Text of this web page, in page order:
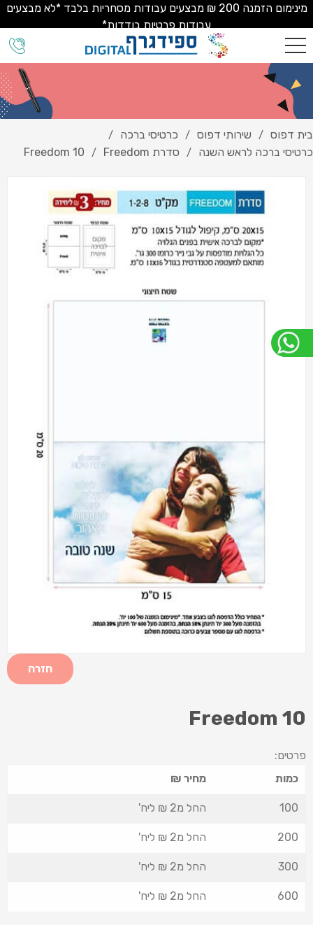
מינימום הזמנה 200 ₪ מבצעים עבודות מסחריות בלבד *לא מבצעים
עבודות פרטיות בודדות*
בית דפוס / שירותי דפוס / כרטיסי ברכה /
כרטיסי ברכה לראש השנה / סדרת Freedom /
Freedom 10
חזרה
Freedom 10
פרטים:
כמות
מחיר ₪
100 החל מ2 ₪ ליח'
200 החל מ2 ₪ ליח'
300 החל מ2 ₪ ליח'
600 החל מ2 ₪ ליח'